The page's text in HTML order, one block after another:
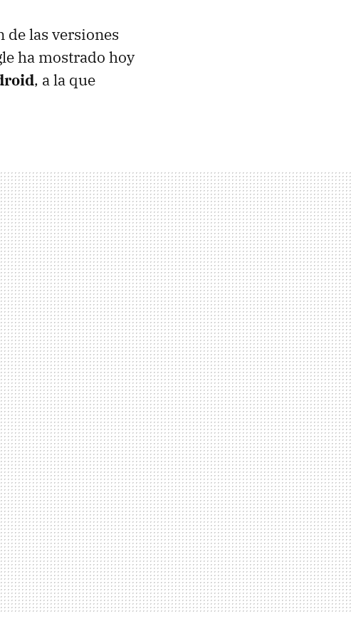
las versiones
ha mostrado hoy
, a la que